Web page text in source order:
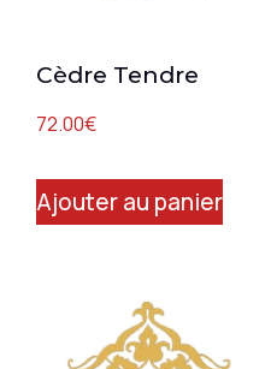
Cèdre Tendre
72.00€
Ajouter au panier